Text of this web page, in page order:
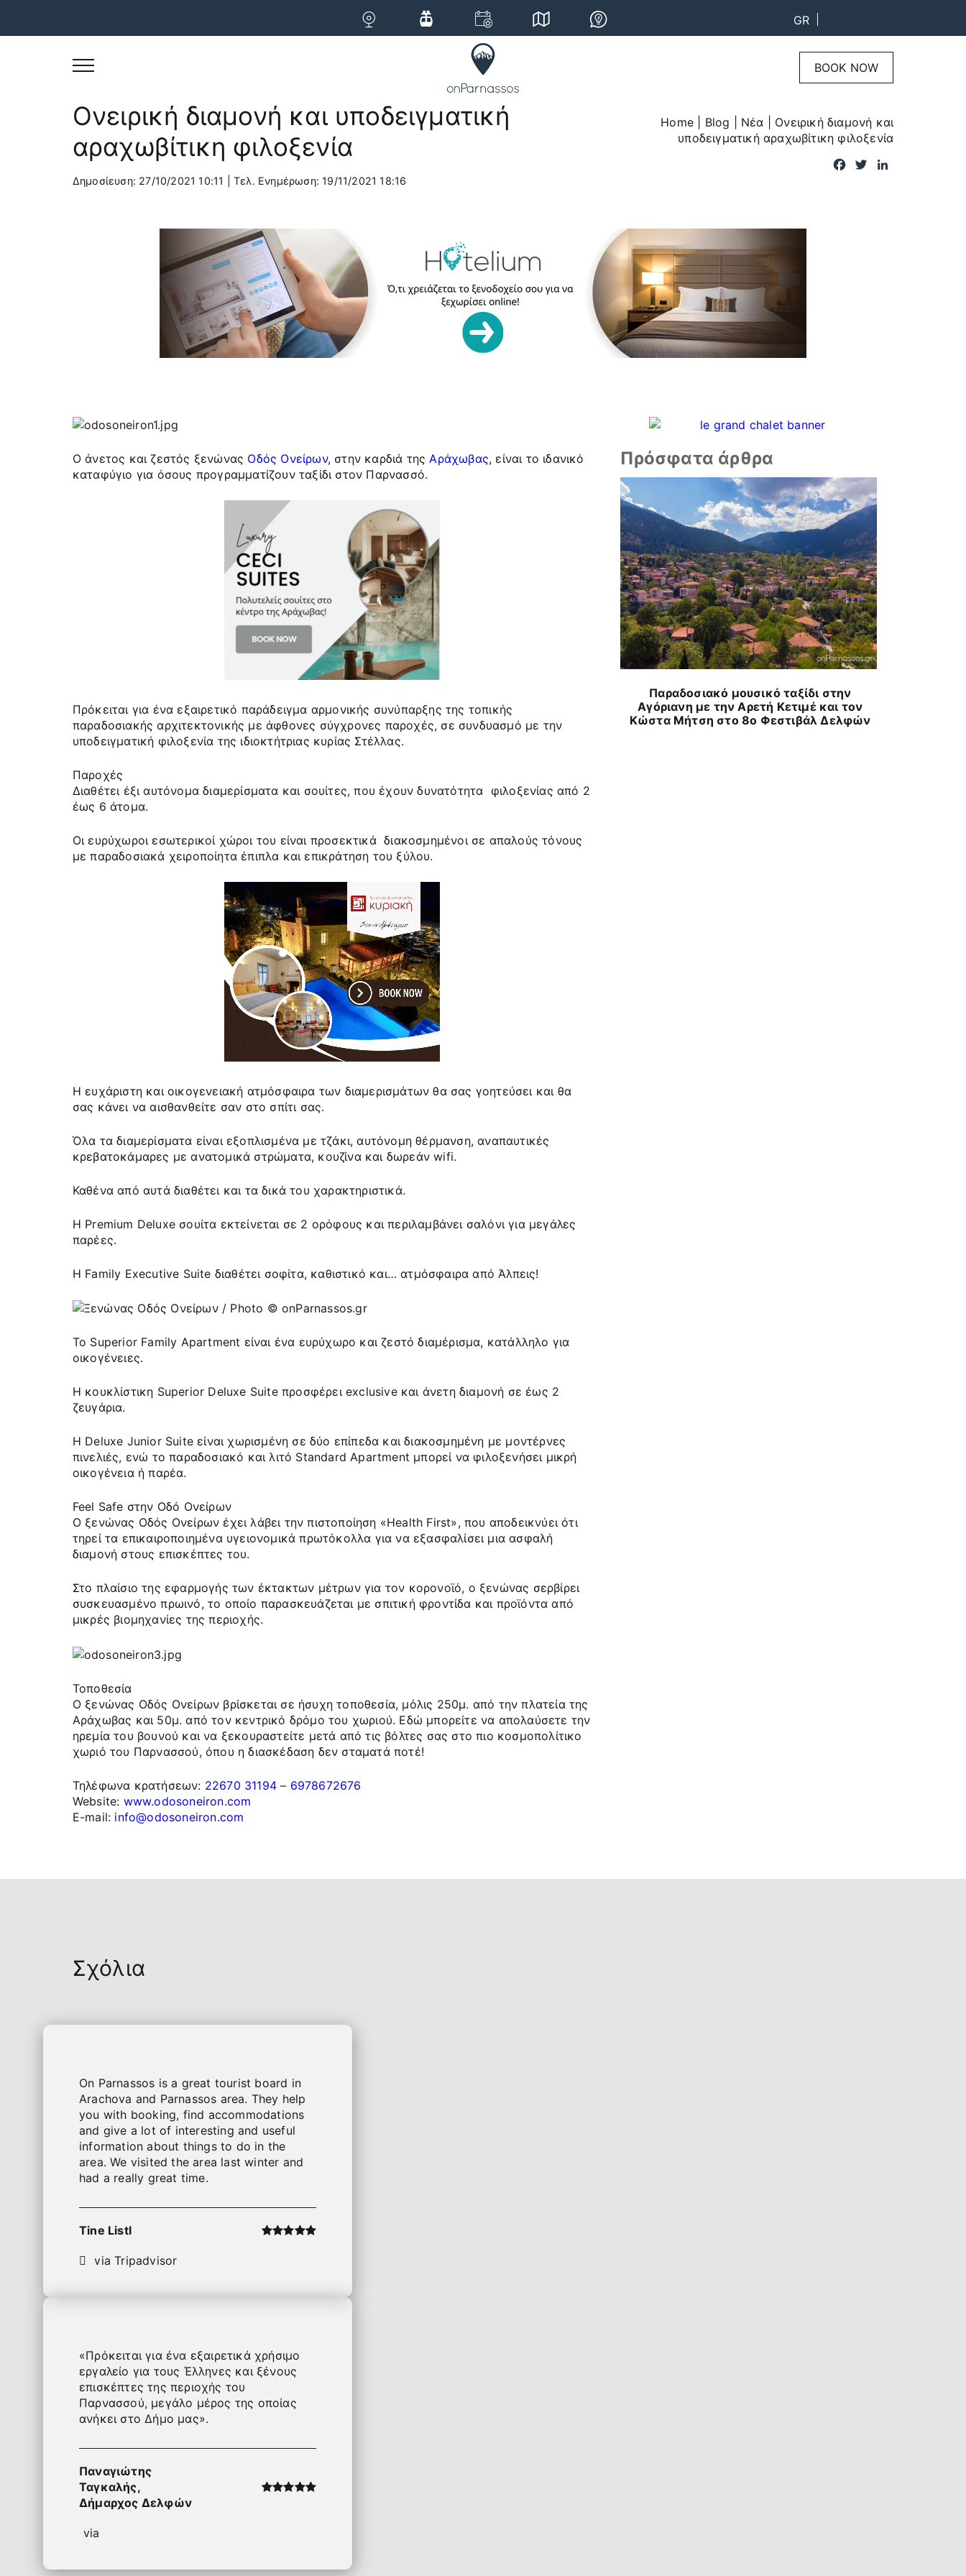
GR
BOOK NOW
Ονειρική διαμονή και υποδειγματική
αραχωβίτικη φιλοξενία
Δημοσίευση: 27/10/2021 10:11 |Τελ. Ενημέρωση: 19/11/2021 18:16
Home| Blog Νέα
Ονειρική διαμονή και
υποδειγματική αραχωβίτικη φιλοξενία
Ο άνετος και ζεστός ξενώνας Οδός Ονείρων, στην καρδιά της Αράχωβας, είναι το ιδανικό
καταφύγιο για όσους προγραμματίζουν ταξίδι στον Παρνασσό.
Πρόκειται για ένα εξαιρετικό παράδειγμα αρμονικής συνύπαρξης της τοπικής
παραδοσιακής αρχιτεκτονικής με άφθονες σύγχρονες παροχές, σε συνδυασμό με την
υποδειγματική φιλοξενία της ιδιοκτήτριας κυρίας Στέλλας.
Παροχές
Διαθέτει έξι αυτόνομα διαμερίσματα και σουίτες, που έχουν δυνατότητα φιλοξενίας από 2
έως 6 άτομα.
Οι ευρύχωροι εσωτερικοί χώροι του είναι προσεκτικά διακοσμημένοι σε απαλούς τόνους
με παραδοσιακά χειροποίητα έπιπλα και επικράτηση του ξύλου.
Η ευχάριστη και οικογενειακή ατμόσφαιρα των διαμερισμάτων θα σας γοητεύσει και θα
σας κάνει να αισθανθείτε σαν στο σπίτι σας.
Όλα τα διαμερίσματα είναι εξοπλισμένα με τζάκι, αυτόνομη θέρμανση, αναπαυτικές
κρεβατοκάμαρες με ανατομικά στρώματα, κουζίνα και δωρεάν wifi.
Καθένα από αυτά διαθέτει και τα δικά του χαρακτηριστικά.
Η Premium Deluxe σουίτα εκτείνεται σε 2 ορόφους και περιλαμβάνει σαλόνι για μεγάλες
παρέες.
Η Family Executive Suite διαθέτει σοφίτα, καθιστικό και… ατμόσφαιρα από Άλπεις!
Το Superior Family Apartment είναι ένα ευρύχωρο και ζεστό διαμέρισμα, κατάλληλο για
οικογένειες.
Η κουκλίστικη Superior Deluxe Suite προσφέρει exclusive και άνετη διαμονή σε έως 2
ζευγάρια.
H Deluxe Junior Suite είναι χωρισμένη σε δύο επίπεδα και διακοσμημένη με μοντέρνες
πινελιές, ενώ το παραδοσιακό και λιτό Standard Apartment μπορεί να φιλοξενήσει μικρή
οικογένεια ή παρέα.
Feel Safe στην Οδό Ονείρων
Ο ξενώνας Οδός Ονείρων έχει λάβει την πιστοποίηση «Health First», που αποδεικνύει ότι
τηρεί τα επικαιροποιημένα υγειονομικά πρωτόκολλα για να εξασφαλίσει μια ασφαλή
διαμονή στους επισκέπτες του.
Στο πλαίσιο της εφαρμογής των έκτακτων μέτρων για τον κορονοϊό, ο ξενώνας σερβίρει
συσκευασμένο πρωινό, το οποίο παρασκευάζεται με σπιτική φροντίδα και προϊόντα από
μικρές βιομηχανίες της περιοχής.
Τοποθεσία
Ο ξενώνας Οδός Ονείρων βρίσκεται σε ήσυχη τοποθεσία, μόλις 250μ. από την πλατεία της
Αράχωβας και 50μ. από τον κεντρικό δρόμο του χωριού. Εδώ μπορείτε να απολαύσετε την
ηρεμία του βουνού και να ξεκουραστείτε μετά από τις βόλτες σας στο πιο κοσμοπολίτικο
χωριό του Παρνασσού, όπου η διασκέδαση δεν σταματά ποτέ!
Τηλέφωνα κρατήσεων: 22670 31194 – 6978672676
Website: www.odosoneiron.com
E-mail: info@odosoneiron.com
Πρόσφατα άρθρα
Παραδοσιακό μουσικό ταξίδι στην
Αγόριανη με την Αρετή Κετιμέ και τον
Κώστα Μήτση στο 8ο Φεστιβάλ Δελφών
Σχόλια
Οn Parnassos is a great tourist board in
Arachova and Parnassos area. They help
you with booking, find accommodations
and give a lot of interesting and useful
information about things to do in the
area. We visited the area last winter and
had a really great time.
Tine Listl
via Tripadvisor
«Πρόκειται για ένα εξαιρετικά χρήσιμο
εργαλείο για τους Έλληνες και ξένους
επισκέπτες της περιοχής του
Παρνασσού, μεγάλο μέρος της οποίας
ανήκει στο Δήμο μας».
Παναγιώτης
Ταγκαλής,
Δήμαρχος Δελφών
via